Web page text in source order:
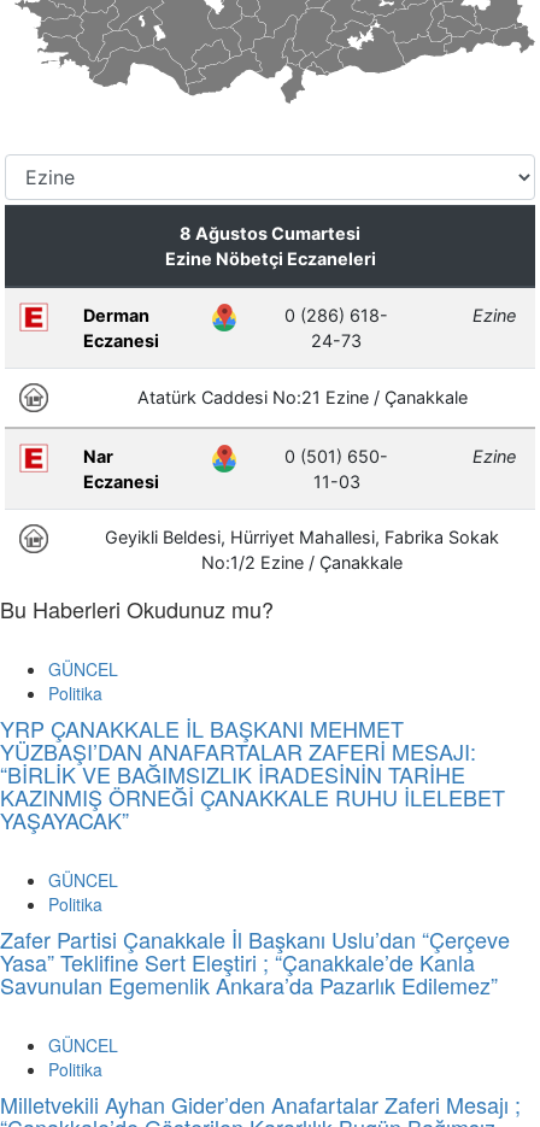
Bu Haberleri Okudunuz mu?
GÜNCEL
Politika
YRP ÇANAKKALE İL BAŞKANI MEHMET
YÜZBAŞI’DAN ANAFARTALAR ZAFERİ MESAJI:
“BİRLİK VE BAĞIMSIZLIK İRADESİNİN TARİHE
KAZINMIŞ ÖRNEĞİ ÇANAKKALE RUHU İLELEBET
YAŞAYACAK”
GÜNCEL
Politika
Zafer Partisi Çanakkale İl Başkanı Uslu’dan “Çerçeve
Yasa” Teklifine Sert Eleştiri ; “Çanakkale’de Kanla
Savunulan Egemenlik Ankara’da Pazarlık Edilemez”
GÜNCEL
Politika
Milletvekili Ayhan Gider’den Anafartalar Zaferi Mesajı ;